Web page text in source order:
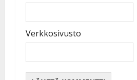
Verkkosivusto